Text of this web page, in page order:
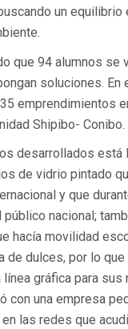
un equilibrio
que 94 alumnos se
soluciones. En
emprendimientos
Shipibo- Conibo.
desarrollados está
de vidrio pintado
y que
nacional;
hacía movilidad
de dulces, por lo que
gráfica para sus
con una empresa
las redes que